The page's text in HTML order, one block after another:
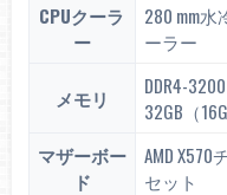
GPUクロック
MSRP
参考価格
CPUクーラ
ー
280 mm水
ーラー
メモリ
DDR4-3200
32GB（
マザーボー
ド
AMD X570
セット